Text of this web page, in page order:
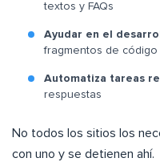
textos y FAQs
Ayudar en el
fragmentos de código
Automatiza tareas
respuestas
No todos los sitios los
con uno y se detienen ahí.